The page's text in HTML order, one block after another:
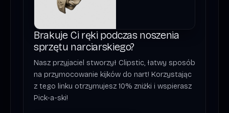
Brakuje Ci ręki podczas noszenia
sprzętu narciarskiego?
Nasz przyjaciel stworzył Clipstic, łatwy sposób
na przymocowanie kijków do nart! Korzystając
z tego linku otrzymujesz 10% zniżki i wspierasz
Pick-a-ski!